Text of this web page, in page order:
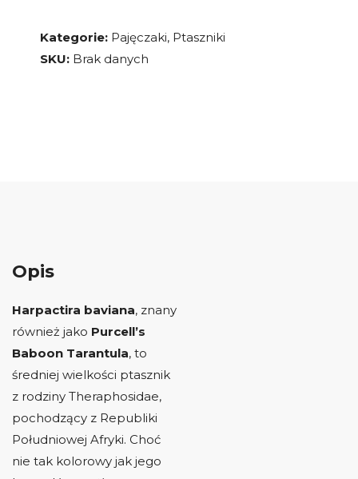
-
Ptasznik
Kategorie: Pajęczaki, Ptaszniki
SKU: Brak danych
Opis
Harpactira baviana, znany
również jako Purcell’s
Baboon Tarantula, to
średniej wielkości ptasznik
z rodziny Theraphosidae,
pochodzący z Republiki
Południowej Afryki. Choć
nie tak kolorowy jak jego